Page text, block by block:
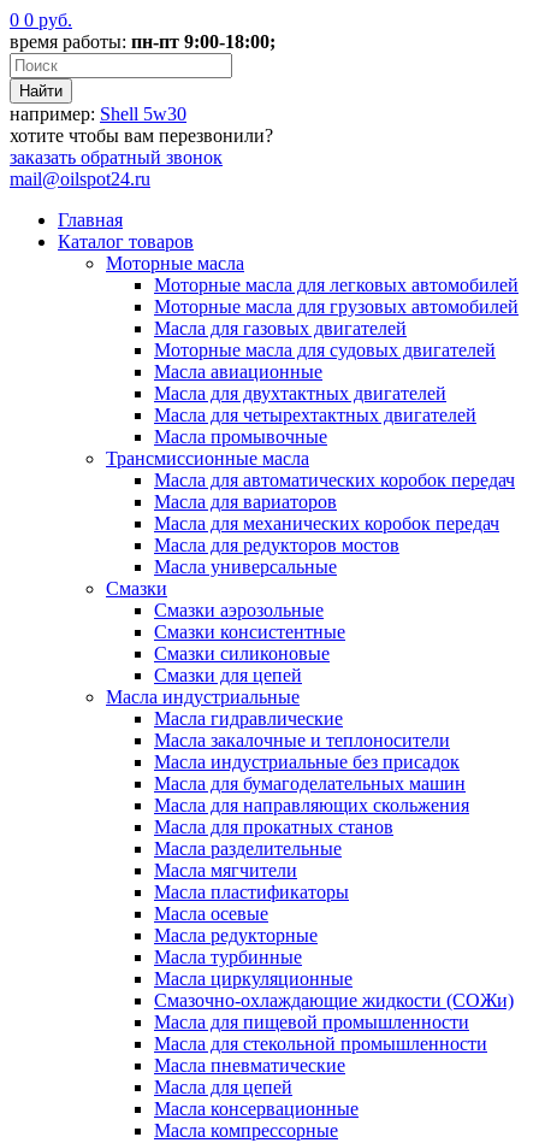
0 0 руб.
время работы: пн-пт 9:00-18:00;
например: Shell 5w30
хотите чтобы вам перезвонили?
заказать обратный звонок
mail@oilspot24.ru
Главная
Каталог товаров
Моторные масла
Моторные масла для легковых автомобилей
Моторные масла для грузовых автомобилей
Масла для газовых двигателей
Моторные масла для судовых двигателей
Масла авиационные
Масла для двухтактных двигателей
Масла для четырехтактных двигателей
Масла промывочные
Трансмиссионные масла
Масла для автоматических коробок передач
Масла для вариаторов
Масла для механических коробок передач
Масла для редукторов мостов
Масла универсальные
Cмазки
Смазки аэрозольные
Смазки консистентные
Смазки силиконовые
Смазки для цепей
Масла индустриальные
Масла гидравлические
Масла закалочные и теплоносители
Масла индустриальные без присадок
Масла для бумагоделательных машин
Масла для направляющих скольжения
Масла для прокатных станов
Масла разделительные
Масла мягчители
Масла пластификаторы
Масла осевые
Масла редукторные
Масла турбинные
Масла циркуляционные
Смазочно-охлаждающие жидкости (СОЖи)
Масла для пищевой промышленности
Масла для стекольной промышленности
Масла пневматические
Масла для цепей
Масла консервационные
Масла компрессорные